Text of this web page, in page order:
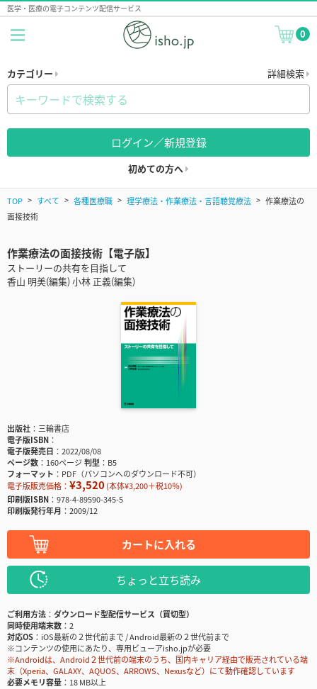
医学・医療の電子コンテンツ配信サービス
0
カテゴリー 詳細検索
ログイン／新規登録
初めての方へ
TOP すべて 各種医療職 理学療法・作業療法・言語聴覚療法
作業療法の
面接技術
作業療法の面接技術【電子版】
ストーリーの共有を目指して
香山 明美(編集) 小林 正義(編集)
出版社
三輪書店
電子版ISBN
電子版発売日
2022/08/08
ページ数
160ページ判型
B5
フォーマット
PDF（パソコンへのダウンロード不可）
電子版販売価格： ¥3,520(本体¥3,200＋税10％)
印刷版ISBN
978-4-89590-345-5
印刷版発行年月
2009/12
カートに入れる
ちょっと立ち読み
ご利用方法
ダウンロード型配信サービス（買切型）
同時使用端末数
2
対応OS
iOS最新の２世代前まで / Android最新の２世代前まで
※コンテンツの使用にあたり、専用ビューアisho.jpが必要
※Androidは、Android２世代前の端末のうち、国内キャリア経由で販売されている端
末（Xperia、GALAXY、AQUOS、ARROWS、Nexusなど）にて動作確認しています
必要メモリ容量
18 MB以上